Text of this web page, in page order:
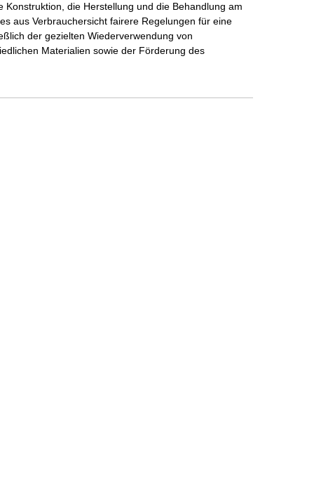
die Herstellung und die Behandlung am
aus Verbrauchersicht fairere Regelungen für eine
der gezielten Wiederverwendung von
Materialien sowie der Förderung des